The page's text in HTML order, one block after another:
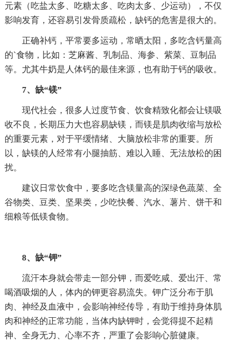
元素（吃盐太多、吃糖太多、吃肉太多、少运动），不仅
影响发育，还容易引发骨质疏松，缺钙的危害是很大的。
正确补钙，平常要多运动，常晒太阳，多吃含钙量高
的`食物，比如：芝麻酱、乳制品、海参、紫菜、豆制品
等。尤其牛奶是人体钙的最佳来源，也有助于钙的吸收。
7、缺“镁”
现代社会，很多人过度节食、饮食精致化都会让镁吸
收不良，长期压力大也容易缺镁，而镁是肌肉收缩与放松
的重要元素，对于平缓情绪、大脑放松非常的重要。所
以，缺镁的人经常有小腿抽筋、难以入睡、无法放松的困
扰。
建议日常饮食中，要多吃含镁量高的深绿色蔬菜、全
谷物类、豆类、坚果类，少吃快餐、汽水、薯片、饼干和
细粮等低镁食物。
8、缺“钾”
流汗本身就会带走一部分钾，而爱吃咸、爱出汗、常
喝酒吸烟的人，体内的钾更容易流失。钾广泛分布于肌
肉、神经及血液中，会影响神经传导，有助于维持身体肌
肉和神经的正常功能，当体内缺钾时，会觉得提不起精
神、全身无力、心率不齐，严重了会影响心脏健康。